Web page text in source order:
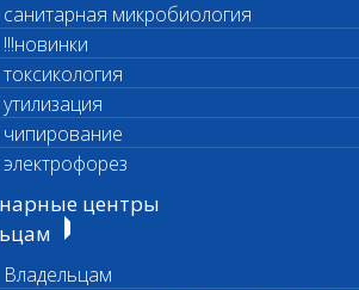
санитарная микробиология
!!!новинки
токсикология
утилизация
чипирование
электрофорез
центры
Владельцам
срочных